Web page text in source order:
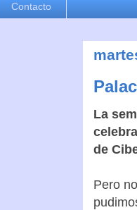
Contacto
La
de
Pero